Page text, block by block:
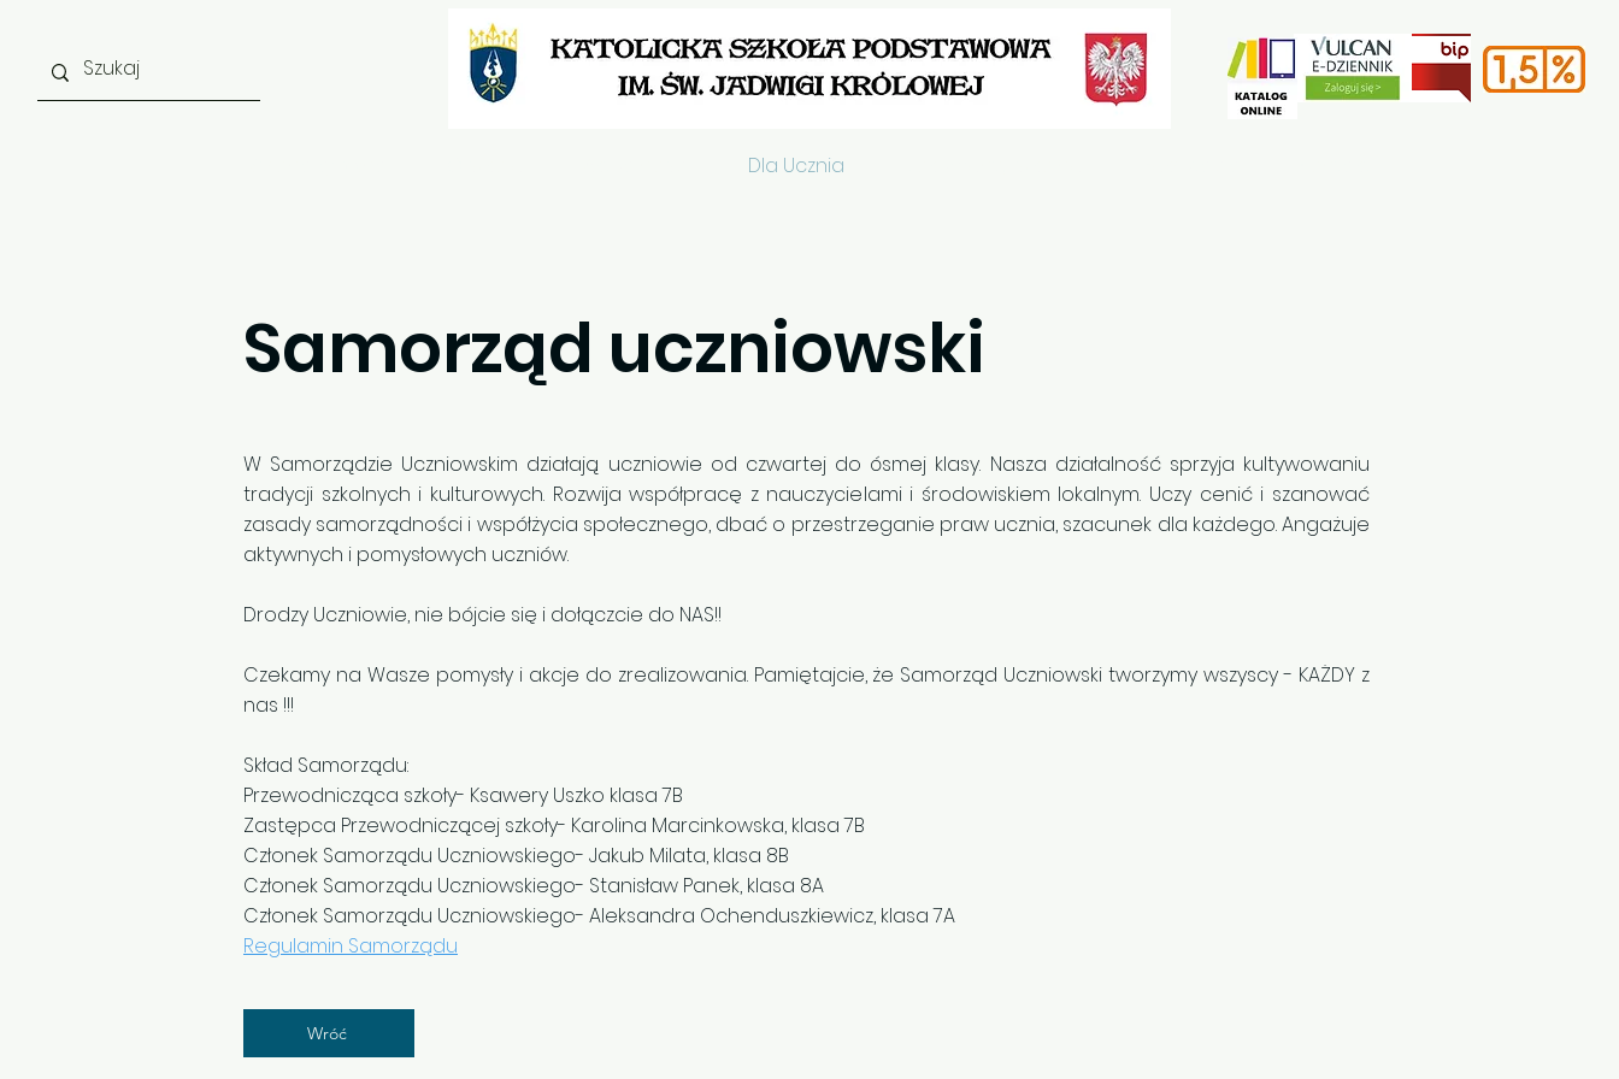
Dla Ucznia
Samorząd uczniowski
W Samorządzie Uczniowskim działają uczniowie od czwartej do ósmej klasy. Nasza działalność sprzyja kultywowaniu
tradycji szkolnych i kulturowych. Rozwija współpracę z nauczycielami i środowiskiem lokalnym. Uczy cenić i szanować
zasady samorządności i współżycia społecznego, dbać o przestrzeganie praw ucznia, szacunek dla każdego. Angażuje
aktywnych i pomysłowych uczniów.
Drodzy Uczniowie, nie bójcie się i dołączcie do NAS!!
Czekamy na Wasze pomysły i akcje do zrealizowania. Pamiętajcie, że Samorząd Uczniowski tworzymy wszyscy - KAŻDY z
nas !!!
Skład Samorządu:
Przewodnicząca szkoły- Ksawery Uszko klasa 7B
Zastępca Przewodniczącej szkoły- Karolina Marcinkowska, klasa 7B
Członek Samorządu Uczniowskiego- Jakub Milata, klasa 8B
Członek Samorządu Uczniowskiego- Stanisław Panek, klasa 8A
Członek Samorządu Uczniowskiego- Aleksandra Ochenduszkiewicz, klasa 7A
Regulamin Samorządu
Wróć